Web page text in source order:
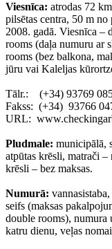
Viesnīca: atrodas 72
pilsētas centra, 50 m
2008. gadā. Viesnīca –
rooms (daļa numuru ar
rooms (bez balkona,
jūru vai Kaleljas
Tālr.: (+34) 93769
Fakss: (+34) 93766
URL:
Pludmale: municipālā,
atpūtas krēsli, matrači –
krēsli – bez maksas.
Numurā:
seifs (maksas
double rooms),
katru dienu, veļas